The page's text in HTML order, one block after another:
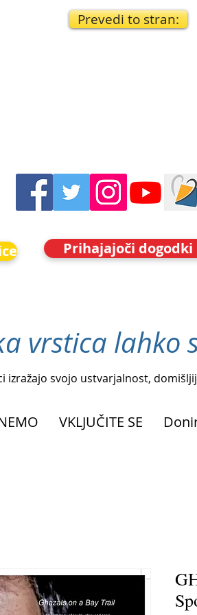
Prevedi to stran:
Prihajajoči dogodki
vrstica lahko
izražajo svojo ustvarjalnost,
VKLJUČITE SE